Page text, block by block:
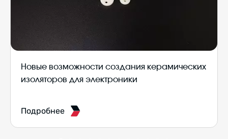
Новые возможности создания керамических
изоляторов для электроники
Подробнее